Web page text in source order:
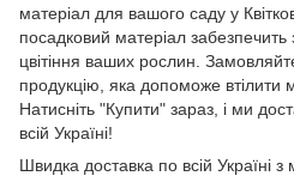
матеріал для вашого саду у
посадковий матеріал забезпечить
цвітіння ваших рослин.
продукцію, яка допоможе втілити
Натисніть "Купити" зараз, і ми
всій Україні!
Швидка доставка по всій Україні